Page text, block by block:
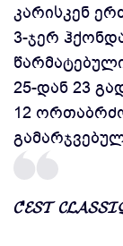
კარისკენ
3-ჯერ
25-დან 23
12
𝓒'𝓔𝓢𝓣